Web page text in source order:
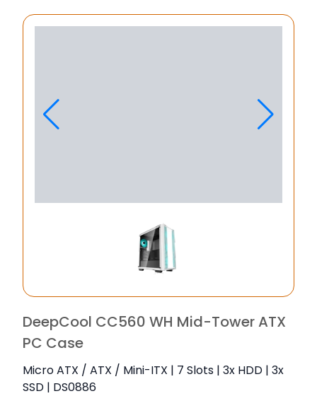
DeepCool CC560 WH Mid-Tower ATX
PC Case
Micro ATX / ATX / Mini-ITX | 7 Slots | 3x HDD | 3x
SSD | DS0886